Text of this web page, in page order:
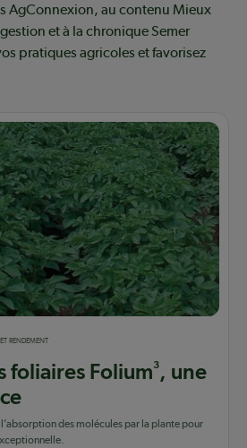
AgConnexion, au contenu Mieux
et à la chronique Semer
pratiques agricoles et favorisez
RENDEMENT
foliaires Folium3, une
des molécules par la plante pour